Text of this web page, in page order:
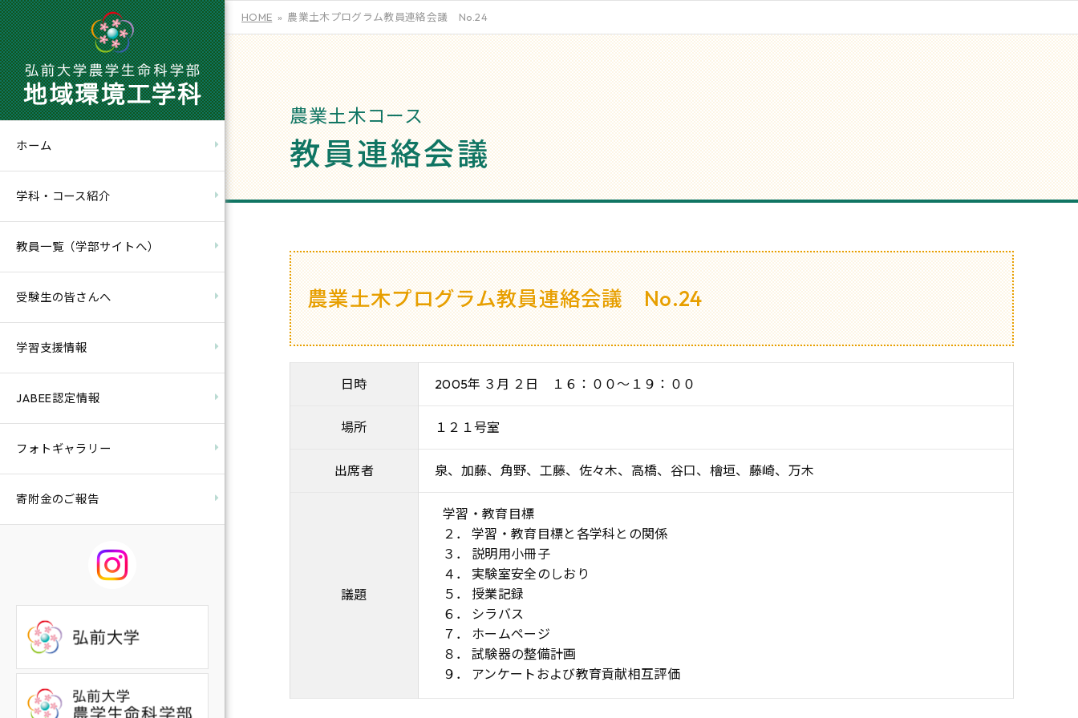
ホーム
学科・コース紹介
教員一覧（学部サイトへ）
受験生の皆さんへ
学習支援情報
JABEE認定情報
フォトギャラリー
寄附金のご報告
HOME 農業土木プログラム教員連絡会議 No.24
農業土木コース
教員連絡会議
農業土木プログラム教員連絡会議 No.24
日時 2005年 ３月 ２日 １６：００～１９：００
場所 １２１号室
出席者 泉、加藤、角野、工藤、佐々木、高橋、谷口、檜垣、藤崎、万木
議題
学習・教育目標
２． 学習・教育目標と各学科との関係
３． 説明用小冊子
４． 実験室安全のしおり
５． 授業記録
６． シラバス
７． ホームページ
８． 試験器の整備計画
９． アンケートおよび教育貢献相互評価